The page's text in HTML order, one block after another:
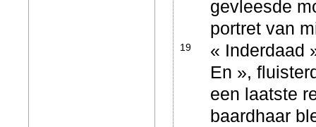
gevleesde
portret van
19
« Inderdaad
En »,
een laatste
baardhaar